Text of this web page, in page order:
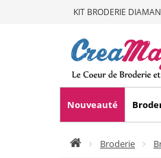
KIT BRODERIE
Nouveauté
Broderie